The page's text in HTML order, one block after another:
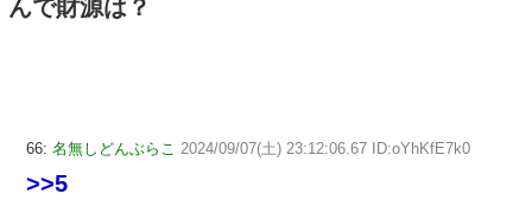
んで財源は？
66: 名無しどんぶらこ 2024/09/07(土) 23:12:06.67 ID:oYhKfE7k0
>>5